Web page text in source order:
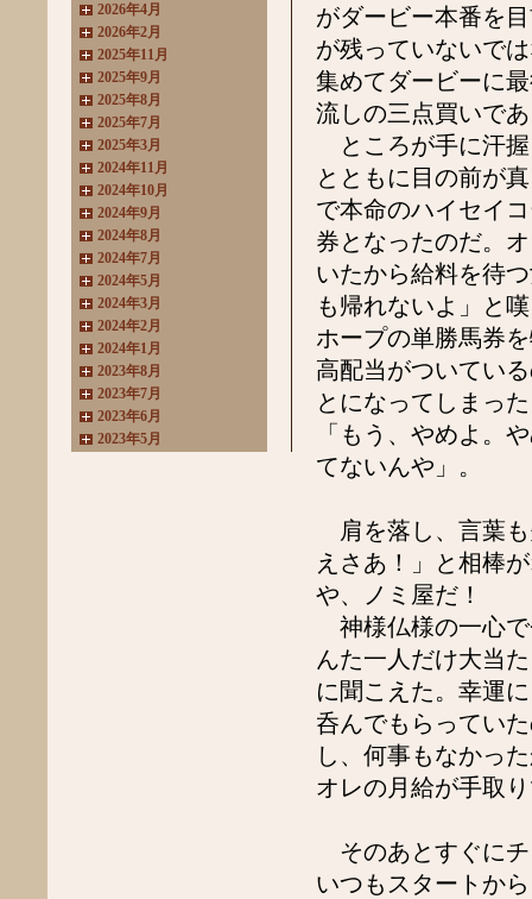
2026年4月
2026年2月
2025年11月
2025年9月
2025年8月
2025年7月
2025年3月
2024年11月
2024年10月
2024年9月
2024年8月
2024年7月
2024年5月
2024年3月
2024年2月
2024年1月
2023年8月
2023年7月
2023年6月
2023年5月
がダービー本番を
が残っていないで
集めてダービーに
流しの三点買いで
ところが手に汗握
とともに目の前が
で本命のハイセイ
券となったのだ
いたから給料を待
も帰れないよ」と
ホープの単勝馬券
高配当がついてい
とになってしまっ
「もう、やめよ。
てないんや」。
肩を落し、言葉も
えさあ！」と相棒
や、ノミ屋だ！
神様仏様の一心で
んた一人だけ大当
に聞こえた。幸運
呑んでもらってい
し、何事もなかっ
オレの月給が手取
そのあとすぐにチ
いつもスタートか